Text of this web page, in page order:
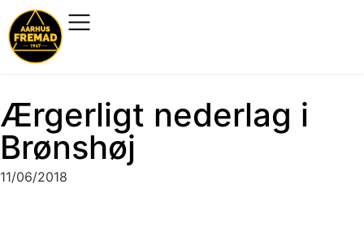
Ærgerligt nederlag i
Brønshøj
11/06/2018